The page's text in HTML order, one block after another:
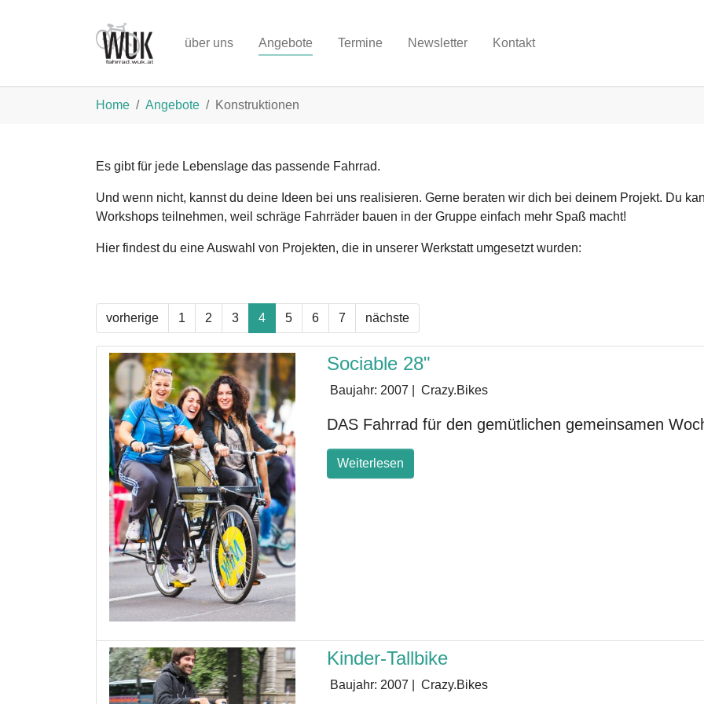
über uns Angebote Termine Newsletter Kontakt
Home Angebote Konstruktionen
Es gibt für jede Lebenslage das passende Fahrrad.
Und wenn nicht, kannst du deine Ideen bei uns realisieren. Gerne beraten wir dich bei deinem Projekt. Du
Workshops teilnehmen, weil schräge Fahrräder bauen in der Gruppe einfach mehr Spaß macht!
Hier findest du eine Auswahl von Projekten, die in unserer Werkstatt umgesetzt wurden:
vorherige 1 2 3 4 5 6 7 nächste
Sociable 28"
Baujahr: 2007 Crazy.Bikes
DAS Fahrrad für den gemütlichen gemeinsamen
Weiterlesen
Kinder-Tallbike
Baujahr: 2007 Crazy.Bikes